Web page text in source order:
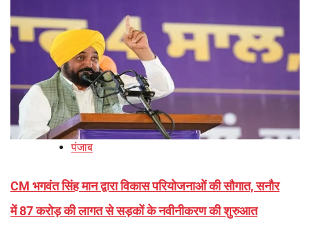
पंजाब
CM भगवंत सिंह मान द्वारा विकास परियोजनाओं की सौगात, सनौर
में 87 करोड़ की लागत से सड़कों के नवीनीकरण की शुरुआत